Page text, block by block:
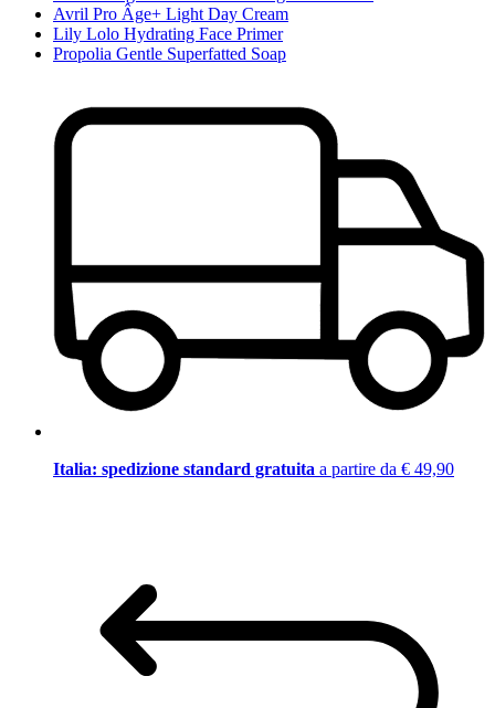
Avril Pro Âge+ Light Day Cream
Lily Lolo Hydrating Face Primer
Propolia Gentle Superfatted Soap
Italia: spedizione standard gratuita a partire da € 49,90